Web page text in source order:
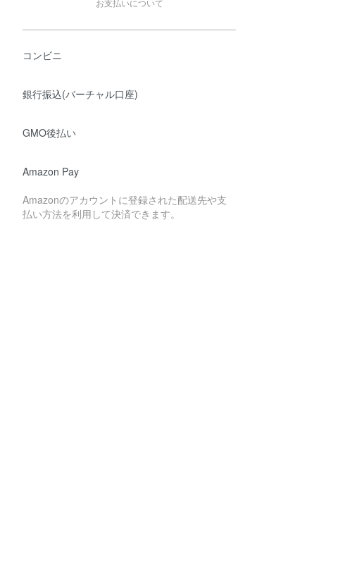
お支払いについて
コンビニ
銀行振込(バーチャル口座)
GMO後払い
Amazon Pay
Amazonのアカウントに登録された配送先や支
払い方法を利用して決済できます。